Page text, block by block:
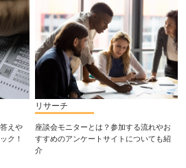
えや
ク！
リサーチ
座談会モニターとは？参加する流れやお
すすめのアンケートサイトについても紹
介